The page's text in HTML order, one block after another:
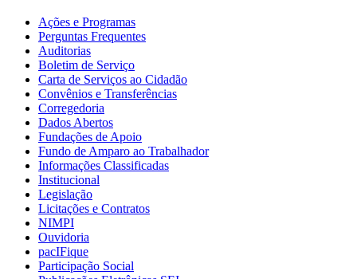
Ações e Programas
Perguntas Frequentes
Auditorias
Boletim de Serviço
Carta de Serviços ao Cidadão
Convênios e Transferências
Corregedoria
Dados Abertos
Fundações de Apoio
Fundo de Amparo ao Trabalhador
Informações Classificadas
Institucional
Legislação
Licitações e Contratos
NIMPI
Ouvidoria
pacIFique
Participação Social